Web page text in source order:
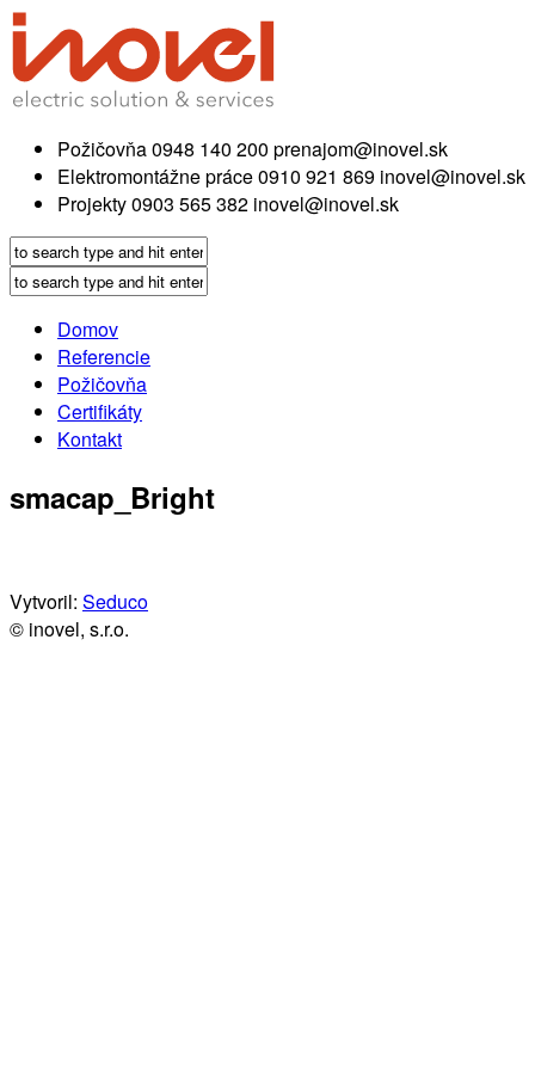
Požičovňa0948 140 200 prenajom@inovel.sk
Elektromontážne práce0910 921 869 inovel@inovel.sk
Projekty0903 565 382 inovel@inovel.sk
Domov
Referencie
Požičovňa
Certifikáty
Kontakt
smacap_Bright
Vytvoril: Seduco
© inovel, s.r.o.